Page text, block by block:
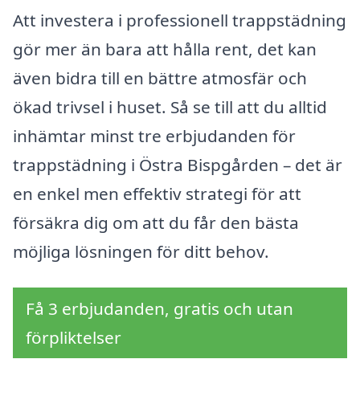
Att investera i professionell trappstädning
gör mer än bara att hålla rent, det kan
även bidra till en bättre atmosfär och
ökad trivsel i huset. Så se till att du alltid
inhämtar minst tre erbjudanden för
trappstädning i Östra Bispgården – det är
en enkel men effektiv strategi för att
försäkra dig om att du får den bästa
möjliga lösningen för ditt behov.
Få 3 erbjudanden, gratis och utan
förpliktelser